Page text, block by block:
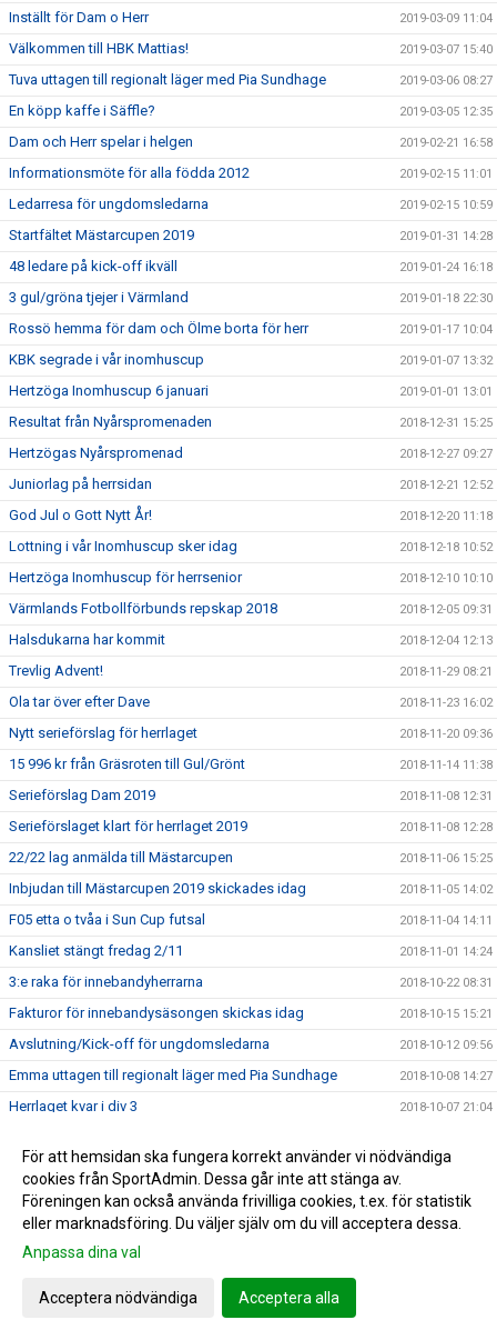
Inställt för Dam o Herr 2019-03-09 11:04
Välkommen till HBK Mattias! 2019-03-07 15:40
Tuva uttagen till regionalt läger med Pia Sundhage 2019-03-06 08:27
En köpp kaffe i Säffle? 2019-03-05 12:35
Dam och Herr spelar i helgen 2019-02-21 16:58
Informationsmöte för alla födda 2012 2019-02-15 11:01
Ledarresa för ungdomsledarna 2019-02-15 10:59
Startfältet Mästarcupen 2019 2019-01-31 14:28
48 ledare på kick-off ikväll 2019-01-24 16:18
3 gul/gröna tjejer i Värmland 2019-01-18 22:30
Rossö hemma för dam och Ölme borta för herr 2019-01-17 10:04
KBK segrade i vår inomhuscup 2019-01-07 13:32
Hertzöga Inomhuscup 6 januari 2019-01-01 13:01
Resultat från Nyårspromenaden 2018-12-31 15:25
Hertzögas Nyårspromenad 2018-12-27 09:27
Juniorlag på herrsidan 2018-12-21 12:52
God Jul o Gott Nytt År! 2018-12-20 11:18
Lottning i vår Inomhuscup sker idag 2018-12-18 10:52
Hertzöga Inomhuscup för herrsenior 2018-12-10 10:10
Värmlands Fotbollförbunds repskap 2018 2018-12-05 09:31
Halsdukarna har kommit 2018-12-04 12:13
Trevlig Advent! 2018-11-29 08:21
Ola tar över efter Dave 2018-11-23 16:02
Nytt serieförslag för herrlaget 2018-11-20 09:36
15 996 kr från Gräsroten till Gul/Grönt 2018-11-14 11:38
Serieförslag Dam 2019 2018-11-08 12:31
Serieförslaget klart för herrlaget 2019 2018-11-08 12:28
22/22 lag anmälda till Mästarcupen 2018-11-06 15:25
Inbjudan till Mästarcupen 2019 skickades idag 2018-11-05 14:02
F05 etta o tvåa i Sun Cup futsal 2018-11-04 14:11
Kansliet stängt fredag 2/11 2018-11-01 14:24
3:e raka för innebandyherrarna 2018-10-22 08:31
Fakturor för innebandysäsongen skickas idag 2018-10-15 15:21
Avslutning/Kick-off för ungdomsledarna 2018-10-12 09:56
Emma uttagen till regionalt läger med Pia Sundhage 2018-10-08 14:27
Herrlaget kvar i div 3 2018-10-07 21:04
Damerna fixade det, Div 1 2019 2018-09-29 18:25
Go seger för Herrarna 2018-09-28 22:23
Herrlaget behöver ert stöd ikväll 2018-09-28 08:58
3 poäng för herrarna
0-3 förlust i JDM
För att hemsidan ska fungera korrekt använder vi nödvändiga
cookies från SportAdmin. Dessa går inte att stänga av.
Föreningen kan också använda frivilliga cookies, t.ex. för statistik
eller marknadsföring. Du väljer själv om du vill acceptera dessa.
Anpassa dina val
Acceptera nödvändiga Acceptera alla